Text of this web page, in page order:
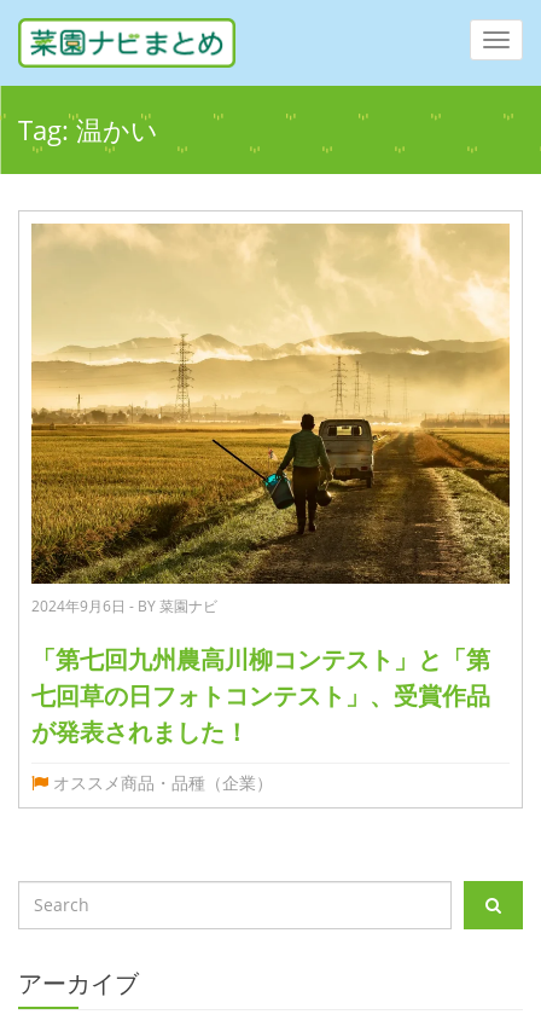
Tag:温かい
2024年9月6日 - BY 菜園ナビ
「第七回九州農高川柳コンテスト」と「第
七回草の日フォトコンテスト」、受賞作品
が発表されました！
オススメ商品・品種（企業）
アーカイブ